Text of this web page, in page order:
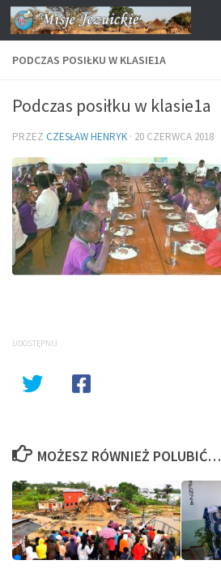
Przejdź do treści
PODCZAS POSIŁKU W KLASIE1A
Podczas posiłku w klasie1a
PRZEZ CZESŁAW HENRYK · 20 CZERWCA 2018
UDOSTĘPNIJ
MOŻESZ RÓWNIEŻ POLUBIĆ…